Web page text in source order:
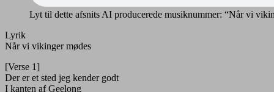
Lyt til dette afsnits AI producerede musiknummer: “Når vi
Lyrik
Når vi vikinger mødes
[Verse 1]
Der er et sted jeg kender godt
I kanten af Geelong